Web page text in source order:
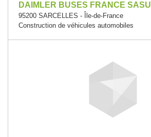
DAIMLER BUSES FRANCE SASU
95200 SARCELLES - Île-de-France
Construction de véhicules automobiles